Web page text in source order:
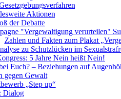
Aktionen
der Debatte
"Vergewaltigung verurteilen"
Zahlen und Fakten zum Plakat
zu Schutzlücken im
5 Jahre Nein heißt Nein!
Euch? – Beziehungen auf
gegen Gewalt
„Step up“
Dialog